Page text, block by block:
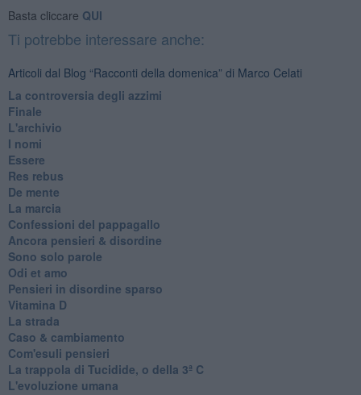
Basta cliccare QUI
Ti potrebbe interessare anche:
Articoli dal Blog “Racconti della domenica” di Marco Celati
La controversia degli azzimi
Finale
L'archivio
I nomi
Essere
Res rebus
De mente
La marcia
Confessioni del pappagallo
Ancora pensieri & disordine
Sono solo parole
Odi et amo
Pensieri in disordine sparso
Vitamina D
La strada
Caso & cambiamento
Com'esuli pensieri
La trappola di Tucidide, o della 3ª C
L'evoluzione umana